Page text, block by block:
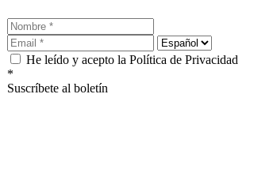
He leído y acepto la Política de Privacidad
*
Suscríbete al boletín